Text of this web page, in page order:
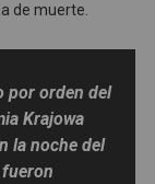
de muerte.
por orden del
Krajowa
la noche del